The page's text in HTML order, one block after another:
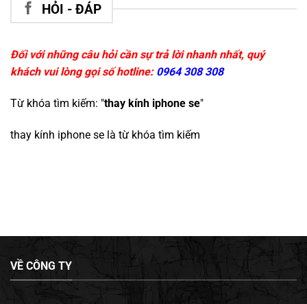
HỎI - ĐÁP
Đối với những câu hỏi cần sự trả lời nhanh nhất, quý
khách vui lòng gọi số hotline: 0964 308 308
Từ khóa tìm kiếm: "thay kính iphone se"
thay kính iphone se là từ khóa tìm kiếm
VỀ CÔNG TY